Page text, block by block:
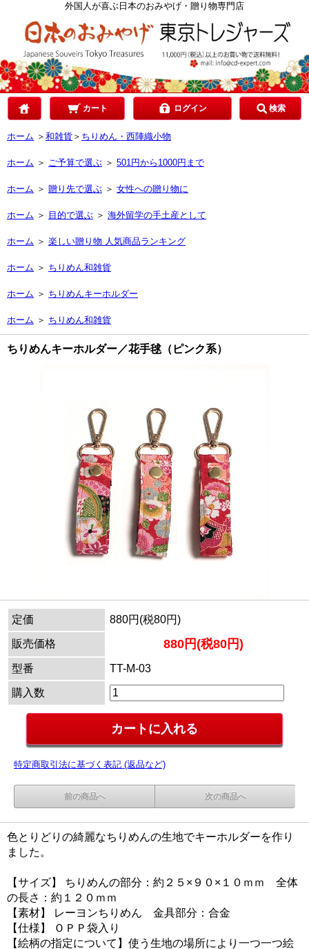
外国人が喜ぶ日本のおみやげ・贈り物専門店
カート ログイン 検索
ホーム ＞ 和雑貨 ＞ ちりめん・西陣織小物
ホーム ＞ ご予算で選ぶ ＞ 501円から1000円まで
ホーム ＞ 贈り先で選ぶ ＞ 女性への贈り物に
ホーム ＞ 目的で選ぶ ＞ 海外留学の手土産として
ホーム ＞ 楽しい贈り物 人気商品ランキング
ホーム ＞ ちりめん和雑貨
ホーム ＞ ちりめんキーホルダー
ホーム ＞ ちりめん和雑貨
ちりめんキーホルダー／花手毬（ピンク系）
定価 880円(税80円)
販売価格 880円(税80円)
型番 TT-M-03
購入数
特定商取引法に基づく表記 (返品など)
前の商品へ 次の商品へ
色とりどりの綺麗なちりめんの生地でキーホルダーを作り
ました。
【サイズ】 ちりめんの部分：約２５×９０×１０ｍｍ 全体
の長さ：約１２０ｍｍ
【素材】 レーヨンちりめん 金具部分：合金
【仕様】 ＯＰＰ袋入り
【絵柄の指定について】使う生地の場所により一つ一つ絵
ご予算で選ぶ
贈り先で選ぶ